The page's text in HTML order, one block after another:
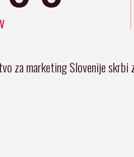
za marketing Slovenije skrbi